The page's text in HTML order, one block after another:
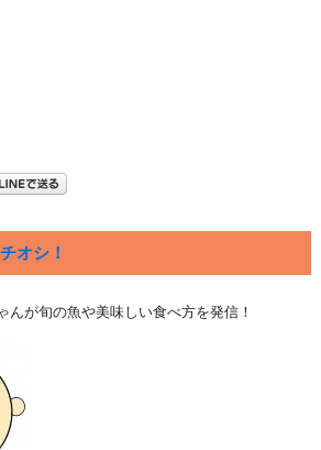
オシ！
んが旬の魚や美味しい食べ方を発信！